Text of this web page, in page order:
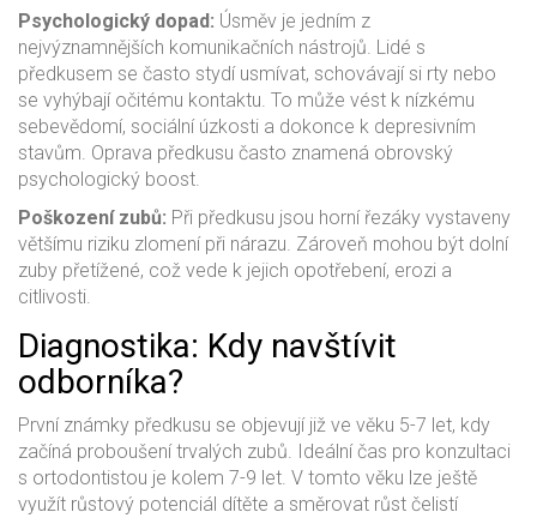
Psychologický dopad: Úsměv je jedním z
nejvýznamnějších komunikačních nástrojů. Lidé s
předkusem se často stydí usmívat, schovávají si rty nebo
se vyhýbají očitému kontaktu. To může vést k nízkému
sebevědomí, sociální úzkosti a dokonce k depresivním
stavům. Oprava předkusu často znamená obrovský
psychologický boost.
Poškození zubů: Při předkusu jsou horní řezáky vystaveny
většímu riziku zlomení při nárazu. Zároveň mohou být dolní
zuby přetížené, což vede k jejich opotřebení, erozi a
citlivosti.
Diagnostika: Kdy navštívit
odborníka?
První známky předkusu se objevují již ve věku 5-7 let, kdy
začíná proboušení trvalých zubů. Ideální čas pro konzultaci
s ortodontistou je kolem 7-9 let. V tomto věku lze ještě
využít růstový potenciál dítěte a směrovat růst čelistí